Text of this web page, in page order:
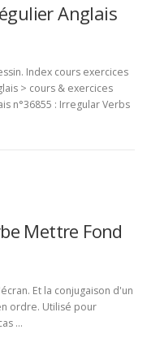
Anglais
Index cours exercices
> cours & exercices
n°36855 : Irregular Verbs
Mettre Fond
Et la conjugaison d'un
ordre. Utilisé pour
…